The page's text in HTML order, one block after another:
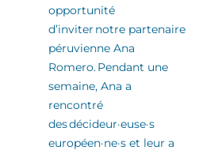
opportunité
d’inviter notre partenaire
péruvienne Ana
Romero.Pendant une
semaine, Ana a
rencontré
desdécideur·euse·s
européen·ne·s et leur a